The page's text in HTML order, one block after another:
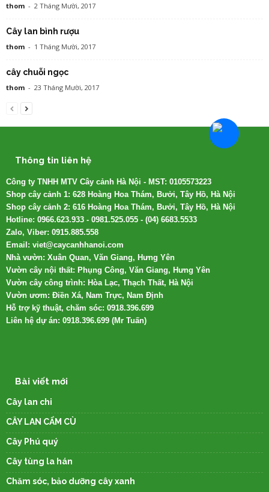
thom - 2 Tháng Mười, 2017
Cây lan bình rượu
thom - 1 Tháng Mười, 2017
cây chuỗi ngọc
thom - 23 Tháng Mười, 2017
Thông tin liên hệ
Công ty TNHH MTV Cây cảnh Hà Nội - MST: 0105573223
Shop cây cảnh 1: 628 Hoàng Hoa Thám, Bưởi, Tây Hồ, Hà Nội
Shop cây cảnh 2: 616 Hoàng Hoa Thám, Bưởi, Tây Hồ, Hà Nội
Hotline: 0966.623.933 - 0981.525.055 - (04) 6683.5533
Zalo, Viber: 0915.885.558
Email: viet@caycanhhanoi.com
Nhà vườn: Xuân Quan, Văn Giang, Hưng Yên
Vườn cây nội thất: Phụng Công, Văn Giang, Hưng Yên
Vườn cây công trình: Hòa Lạc, Thạch Thất, Hà Nội
Vườn ươm: Điền Xá, Nam Trực, Nam Định
Hỗ trợ kỹ thuật, chăm sóc: 0918.396.699
Liên hệ dự án: 0918.396.699 (Mr Tuấn)
Bài viết mới
Cây lan chi
CÂY LAN CẨM CÙ
Cây Phú quý
Cây tùng la hán
Chăm sóc, bảo dưỡng cây xanh